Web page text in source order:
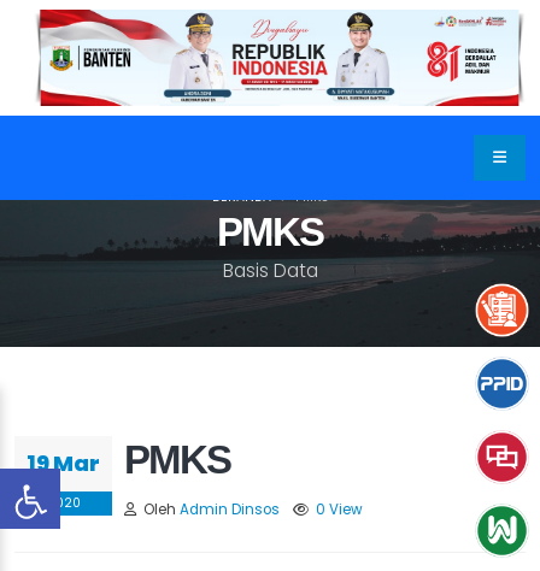
PMKS
Basis Data
BERANDA PMKS
19 Mar
2020
PMKS
Oleh Admin Dinsos 0 View